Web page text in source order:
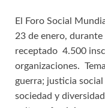
El Foro Social
23 de enero,
receptado 4.500
organizaciones.
guerra; justicia
sociedad y